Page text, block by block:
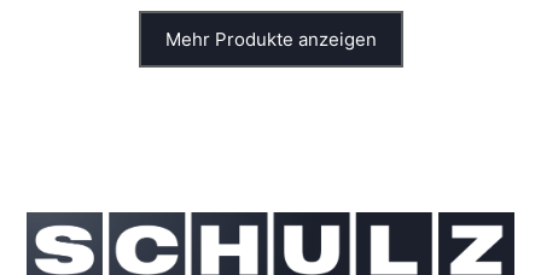
Mehr Produkte anzeigen